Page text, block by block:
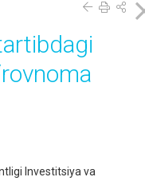
Investitsiya va